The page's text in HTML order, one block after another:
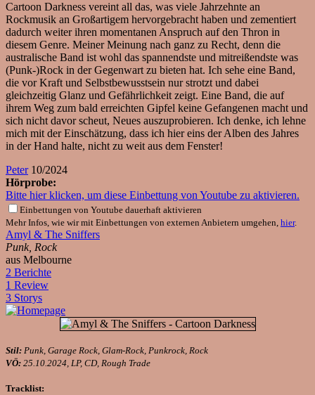
Cartoon Darkness vereint all das, was viele Jahrzehnte an
Rockmusik an Großartigem hervorgebracht haben und zementiert
dadurch weiter ihren momentanen Anspruch auf den Thron in
diesem Genre. Meiner Meinung nach ganz zu Recht, denn die
australische Band ist wohl das spannendste und mitreißendste was
(Punk-)Rock in der Gegenwart zu bieten hat. Ich sehe eine Band,
die vor Kraft und Selbstbewusstsein nur strotzt und dabei
gleichzeitig Glanz und Gefährlichkeit zeigt. Eine Band, die auf
ihrem Weg zum bald erreichten Gipfel keine Gefangenen macht und
sich nicht davor scheut, Neues auszuprobieren. Ich denke, ich lehne
mich mit der Einschätzung, dass ich hier eins der Alben des Jahres
in der Hand halte, nicht zu weit aus dem Fenster!
Peter 10/2024
Hörprobe:
Bitte hier klicken, um diese Einbettung von Youtube zu aktivieren.
Einbettungen von Youtube dauerhaft aktivieren
Mehr Infos, wie wir mit Einbettungen von externen Anbietern umgehen, hier.
Amyl & The Sniffers
Punk, Rock
aus Melbourne
2 Berichte
1 Review
3 Storys
Stil: Punk, Garage Rock, Glam-Rock, Punkrock, Rock
VÖ: 25.10.2024, LP, CD, Rough Trade
Tracklist: